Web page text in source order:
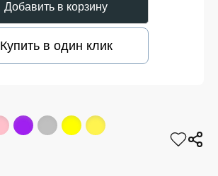
Добавить в корзину
Купить в один клик